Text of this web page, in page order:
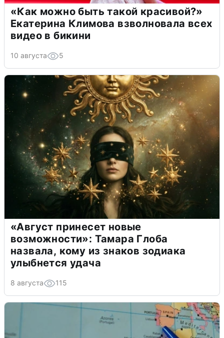
«Как можно быть такой красивой?»
Екатерина Климова взволновала всех
видео в бикини
10 августа 5
«Август принесет новые
возможности»: Тамара Глоба
назвала, кому из знаков зодиака
улыбнется удача
8 августа 115